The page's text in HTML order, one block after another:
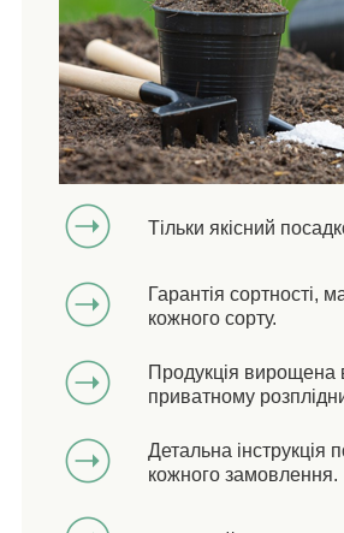
Тільки якісний
Гарантія сортності,
кожного сорту.
Продукція вирощена
приватному
Детальна інструкція
кожного замовлення.